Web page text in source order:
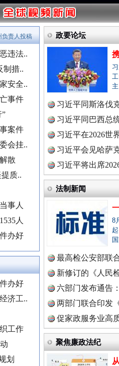
违法..
制措..
安全..
事件
案件
会挂..
散
质..
事人
人
办好
办好
济工..
工作
划
负责人投稿 政要论坛
习近平同斯洛伐
习近平同巴西总
习近平在2026世
理高级..
习近平会见哈萨
习近平将出席
球治理..
法制新闻
8
最高检公安部联
周岁未..
新修订的《人民
布
六部门发布通告
两部门联合印发
定》
促家政服务业高
聚焦廉政法纪
民新闻网.
众新闻网.
全民健
响 永
来 广州首